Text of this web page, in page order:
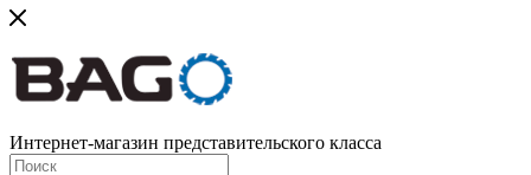
Интернет-магазин представительского класса